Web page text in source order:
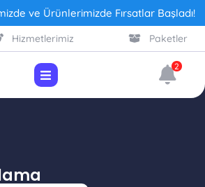
ve Ürünlerimizde Fırsatlar Başladı!
Hizmetlerimiz Paketler
2